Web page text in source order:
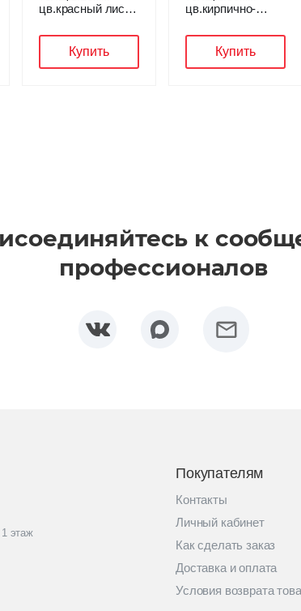
цв.красный лист
Купить
цв.кирпично-
91х152см
Купить
к
профессионалов
этаж
Покупателям
Контакты
Личный кабинет
Как сделать заказ
Доставка и оплата
Условия возврата